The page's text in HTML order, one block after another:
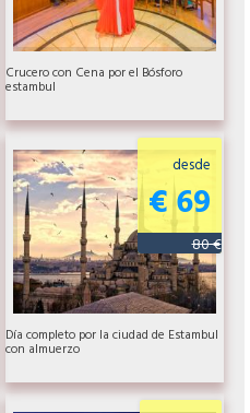
Crucero con Cena por el Bósforo
estambul
desde
€ 69
80 €
Día completo por la ciudad de Estambul
con almuerzo